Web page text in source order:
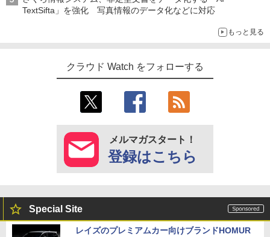
TextSifta」を強化 写真情報のデータ化などに対応
もっと見る
クラウド Watch をフォローする
メルマガスタート！
登録はこちら
Special Site
レイズのプレミアムカー向けブランドHOMUR